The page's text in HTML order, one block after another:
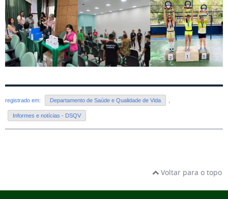
registrado em: Departamento de Saúde e Qualidade de Vida
Informes e notícias - DSQV
Voltar para o topo